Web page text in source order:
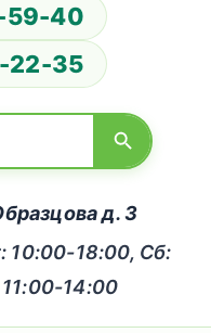
59-40
22-35
д. 3
10:00-18:00, Сб:
14:00